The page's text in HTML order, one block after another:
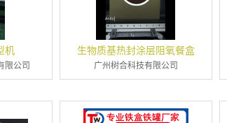
机
限公司
生物质基热封涂层阻氧餐盒
广州树合科技有限公司